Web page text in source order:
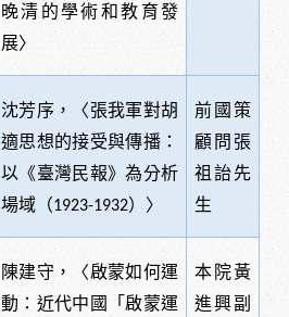
晚清的學術和教育發
展〉
沈芳序，〈張我軍對胡
適思想的接受與傳播：
以《臺灣民報》為分析
場域（1923-1932）〉
前國策
顧問張
祖詒先
生
陳建守，〈啟蒙如何運
動：近代中國「啟蒙運
本院黃
進興副